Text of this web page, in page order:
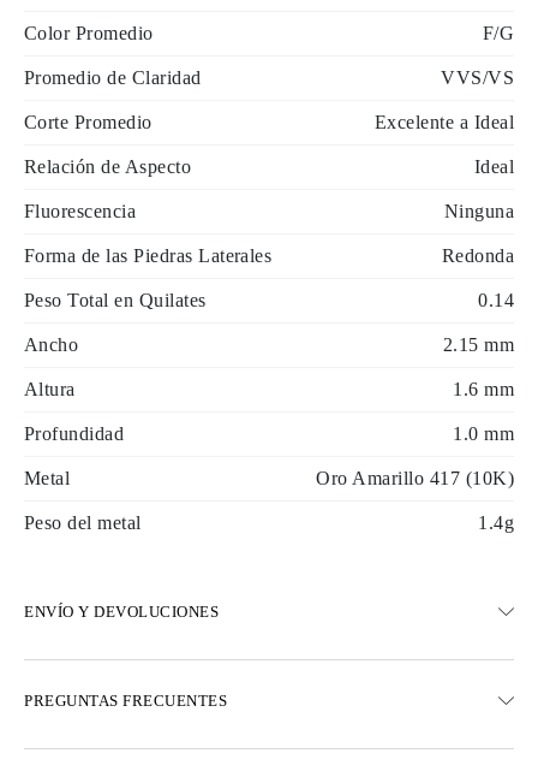
Color Promedio F/G
Promedio de Claridad VVS/VS
Corte Promedio Excelente a Ideal
Relación de Aspecto Ideal
Fluorescencia Ninguna
Forma de las Piedras Laterales Redonda
Peso Total en Quilates 0.14
Ancho 2.15 mm
Altura 1.6 mm
Profundidad 1.0 mm
Metal Oro Amarillo 417 (10K)
Peso del metal 1.4g
ENVÍO Y DEVOLUCIONES
Opciones de entrega exprés también están disponibles
PREGUNTAS FRECUENTES